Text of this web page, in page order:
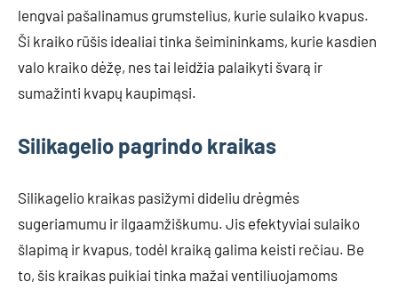
lengvai pašalinamus grumstelius, kurie sulaiko kvapus.
Ši kraiko rūšis idealiai tinka šeimininkams, kurie kasdien
valo kraiko dėžę, nes tai leidžia palaikyti švarą ir
sumažinti kvapų kaupimąsi.
Silikagelio pagrindo kraikas
Silikagelio kraikas pasižymi dideliu drėgmės
sugeriamumu ir ilgaamžiškumu. Jis efektyviai sulaiko
šlapimą ir kvapus, todėl kraiką galima keisti rečiau. Be
to, šis kraikas puikiai tinka mažai ventiliuojamoms